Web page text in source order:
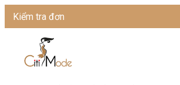
Kiểm tra đơn